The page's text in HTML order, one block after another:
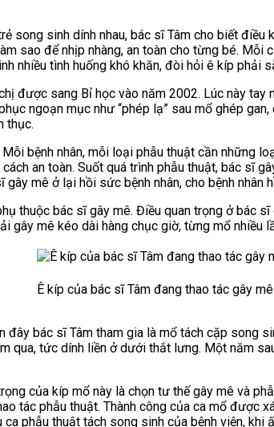
song sinh dính nhau, bác sĩ Tâm cho biết
sao để nhịp nhàng, an toàn cho từng bé.
nhiều tình huống khó khăn, đòi hỏi ê kíp phải
được sang Bỉ học vào năm 2002. Lúc này
ngoạn mục như “phép lạ” sau mổ ghép
thục.
bệnh nhân, mỗi loại phẫu thuật cần những
an toàn. Suốt quá trình phẫu thuật, bác sĩ
mê ở lại hồi sức bệnh nhân, cho bệnh nhân
thuộc bác sĩ gây mê. Điều quan trọng ở bác
gây mê kéo dài hàng chục giờ, từng mổ
Ê kíp của bác sĩ Tâm đang thao tác gây
đây bác sĩ Tâm tham gia là mổ tách cặp song
qua, tức dính liền ở dưới thắt lưng. Một năm
của kíp mổ này là chọn tư thế gây mê và
tác phẫu thuật. Thành công của ca mổ được
phẫu thuật tách song sinh của bệnh viện,